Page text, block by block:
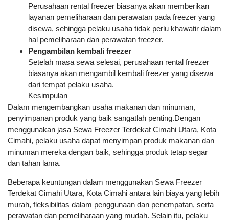
Perusahaan rental freezer biasanya akan memberikan
layanan pemeliharaan dan perawatan pada freezer yang
disewa, sehingga pelaku usaha tidak perlu khawatir dalam
hal pemeliharaan dan perawatan freezer.
Pengambilan kembali freezer
Setelah masa sewa selesai, perusahaan rental freezer
biasanya akan mengambil kembali freezer yang disewa
dari tempat pelaku usaha.
Kesimpulan
Dalam mengembangkan usaha makanan dan minuman,
penyimpanan produk yang baik sangatlah penting.Dengan
menggunakan jasa Sewa Freezer Terdekat Cimahi Utara, Kota
Cimahi, pelaku usaha dapat menyimpan produk makanan dan
minuman mereka dengan baik, sehingga produk tetap segar
dan tahan lama.
Beberapa keuntungan dalam menggunakan Sewa Freezer
Terdekat Cimahi Utara, Kota Cimahi antara lain biaya yang lebih
murah, fleksibilitas dalam penggunaan dan penempatan, serta
perawatan dan pemeliharaan yang mudah. Selain itu, pelaku